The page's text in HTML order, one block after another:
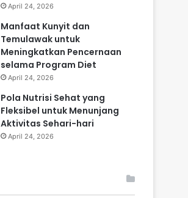
April 24, 2026
Manfaat Kunyit dan
Temulawak untuk
Meningkatkan Pencernaan
selama Program Diet
April 24, 2026
Pola Nutrisi Sehat yang
Fleksibel untuk Menunjang
Aktivitas Sehari-hari
April 24, 2026